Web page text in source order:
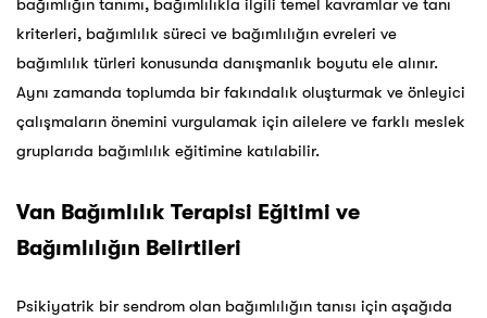
bağımlığın tanımı, bağımlılıkla ilgili temel kavramlar ve tanı
kriterleri, bağımlılık süreci ve bağımlılığın evreleri ve
bağımlılık türleri konusunda danışmanlık boyutu ele alınır.
Aynı zamanda toplumda bir fakındalık oluşturmak ve önleyici
çalışmaların önemini vurgulamak için ailelere ve farklı meslek
gruplarıda bağımlılık eğitimine katılabilir.
Van Bağımlılık Terapisi Eğitimi ve
Bağımlılığın Belirtileri
Psikiyatrik bir sendrom olan bağımlılığın tanısı için aşağıda